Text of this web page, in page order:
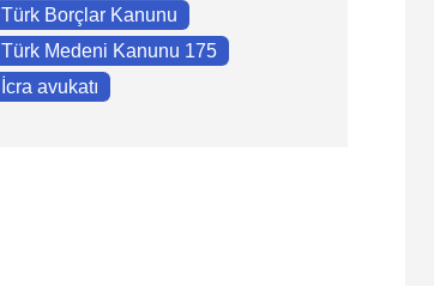
Türk Borçlar Kanunu
Türk Medeni Kanunu 175
İcra avukatı